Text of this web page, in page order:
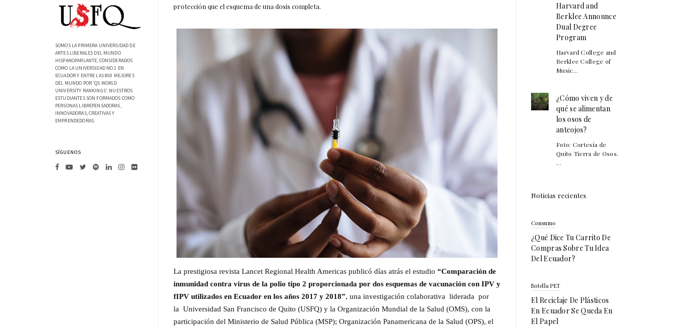
protección que el esquema de una dosis completa.
La prestigiosa revista Lancet Regional Health Americas publicó días atrás el estudio “Comparación de
inmunidad contra virus de la polio tipo 2 proporcionada por dos esquemas de vacunación con IPV y
fIPV utilizados en Ecuador en los años 2017 y 2018”, una investigación colaborativa liderada por
la Universidad San Francisco de Quito (USFQ) y la Organización Mundial de la Salud (OMS), con la
participación del Ministerio de Salud Pública (MSP); Organización Panamericana de la Salud (OPS), el
SOMOS LA PRIMERA UNIVERSIDAD DE
ARTES LIBERALES DEL MUNDO
HISPANOPARLANTE, CONSIDERADOS
COMO LA UNIVERSIDAD NO.1 EN
ECUADOR Y ENTRE LAS 800 MEJORES
DEL MUNDO POR 'QS WORLD
UNIVERSITY RANKINGS'. NUESTROS
ESTUDIANTES SON FORMADOS COMO
PERSONAS LIBREPENSADORAS,
INNOVADORAS, CREATIVAS Y
EMPRENDEDORAS.
SÍGUENOS
Harvard and
Berklee Announce
Dual Degree
Program
Harvard College and
Berklee College of
Music...
¿Cómo viven y de
qué se alimentan
los osos de
anteojos?
Foto: Cortesía de
Quito Tierra de Osos.
...
Noticias recientes
Consumo
¿Qué Dice Tu Carrito De
Compras Sobre Tu Idea
Del Ecuador?
Botella PET
El Reciclaje De Plásticos
En Ecuador Se Queda En
El Papel